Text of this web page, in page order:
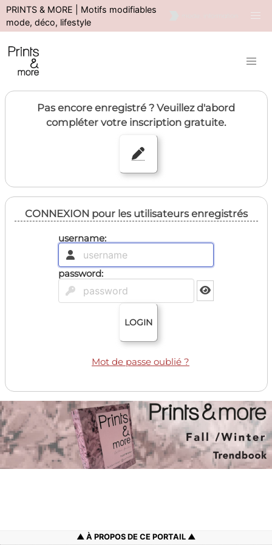
PRINTS & MORE | Motifs modifiables
mode, déco, lifestyle
Pas encore enregistré ? Veuillez d'abord
compléter votre inscription gratuite.
CONNEXION pour les utilisateurs enregistrés
username:
password:
LOGIN
Mot de passe oublié ?
À PROPOS DE CE PORTAIL